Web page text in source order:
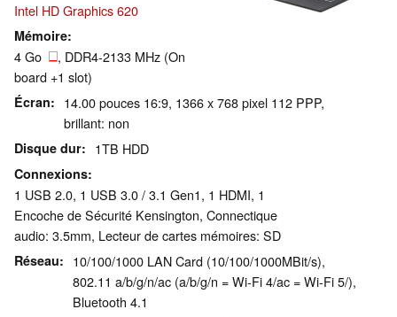
Intel HD Graphics 620
Mémoire
4 Go
, DDR4-2133 MHz (On
board +1 slot)
Écran
14.00 pouces 16:9, 1366 x 768 pixel 112 PPP,
brillant: non
Disque dur 1TB HDD
Connexions
1 USB 2.0, 1 USB 3.0 / 3.1 Gen1, 1 HDMI, 1
Encoche de Sécurité Kensington, Connectique
audio: 3.5mm, Lecteur de cartes mémoires: SD
Réseau
10/100/1000 LAN Card (10/100/1000MBit/s),
802.11 a/b/g/n/ac (a/b/g/n = Wi-Fi 4/ac = Wi-Fi 5/),
Bluetooth 4.1